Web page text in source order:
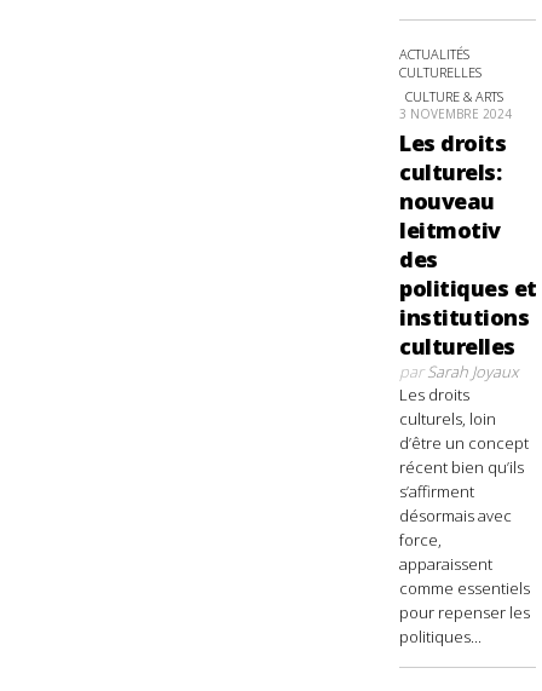
ACTUALITÉS
CULTURELLES
CULTURE & ARTS
3 NOVEMBRE 2024
Les droits
culturels:
nouveau
leitmotiv
des
politiques et
institutions
culturelles
parSarah Joyaux
Les droits
culturels, loin
d’être un concept
récent bien qu’ils
s’affirment
désormais avec
force,
apparaissent
comme essentiels
pour repenser les
politiques...